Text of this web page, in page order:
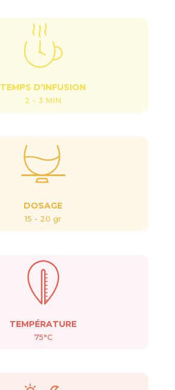
TEMPS D'INFUSION
2 - 3 MIN
DOSAGE
15 - 20 gr
TEMPÉRATURE
75°C